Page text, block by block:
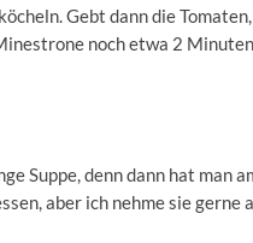
Gebt dann die
noch etwa 2
Suppe, denn dann hat man
aber ich nehme sie gerne